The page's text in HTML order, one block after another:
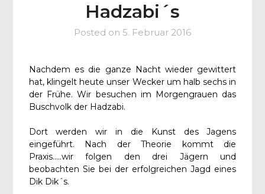
Hadzabi´s
Posted on 5. Februar 2016
Nachdem es die ganze Nacht wieder gewittert
hat, klingelt heute unser Wecker um halb sechs in
der Frühe. Wir besuchen im Morgengrauen das
Buschvolk der Hadzabi.
Dort werden wir in die Kunst des Jagens
eingeführt. Nach der Theorie kommt die
Praxis…..wir folgen den drei Jägern und
beobachten Sie bei der erfolgreichen Jagd eines
Dik Dik´s.